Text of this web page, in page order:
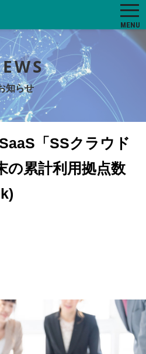
MENU
知らせ
「SSクラウド
の累計利用拠点数